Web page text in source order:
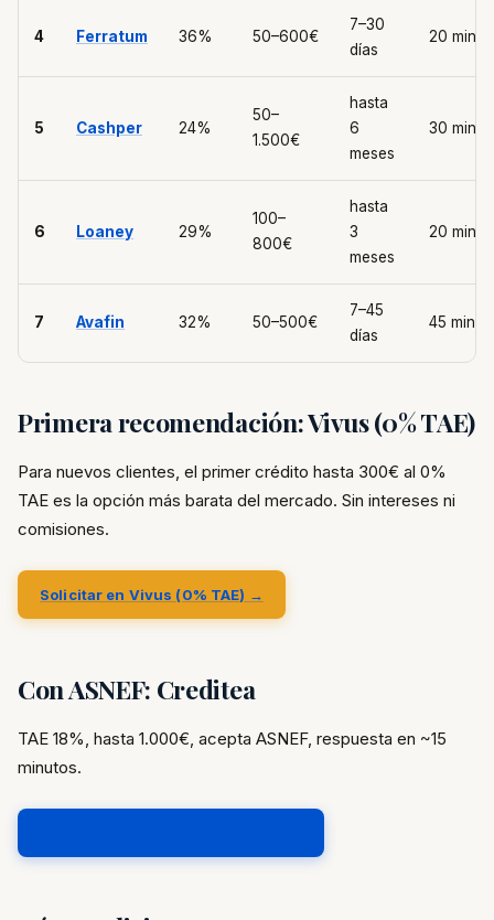
4 Ferratum 36% 50–600€
7–30
días
20 min
5 Cashper 24%
50–
1.500€
hasta
6
meses
30 min
6 Loaney 29%
100–
800€
hasta
3
meses
20 min
7 Avafin 32% 50–500€
7–45
días
45 min
Primera recomendación: Vivus (0% TAE)
Para nuevos clientes, el primer crédito hasta 300€ al 0%
TAE es la opción más barata del mercado. Sin intereses ni
comisiones.
Solicitar en Vivus (0% TAE) →
Con ASNEF: Creditea
TAE 18%, hasta 1.000€, acepta ASNEF, respuesta en ~15
minutos.